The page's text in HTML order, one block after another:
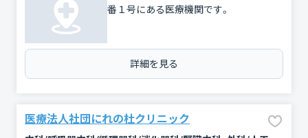
番１号にある医療機関です。
詳細を見る
医療法人社団にれの杜クリニック